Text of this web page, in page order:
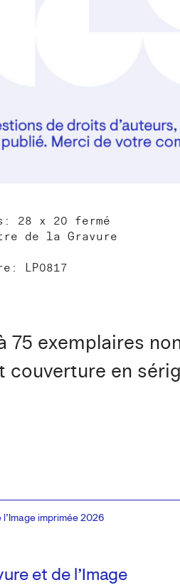
28 x 20 fermé
de la Gravure
LP0817
75 exemplaires
couverture en
et de l’Image
imprimée 2026